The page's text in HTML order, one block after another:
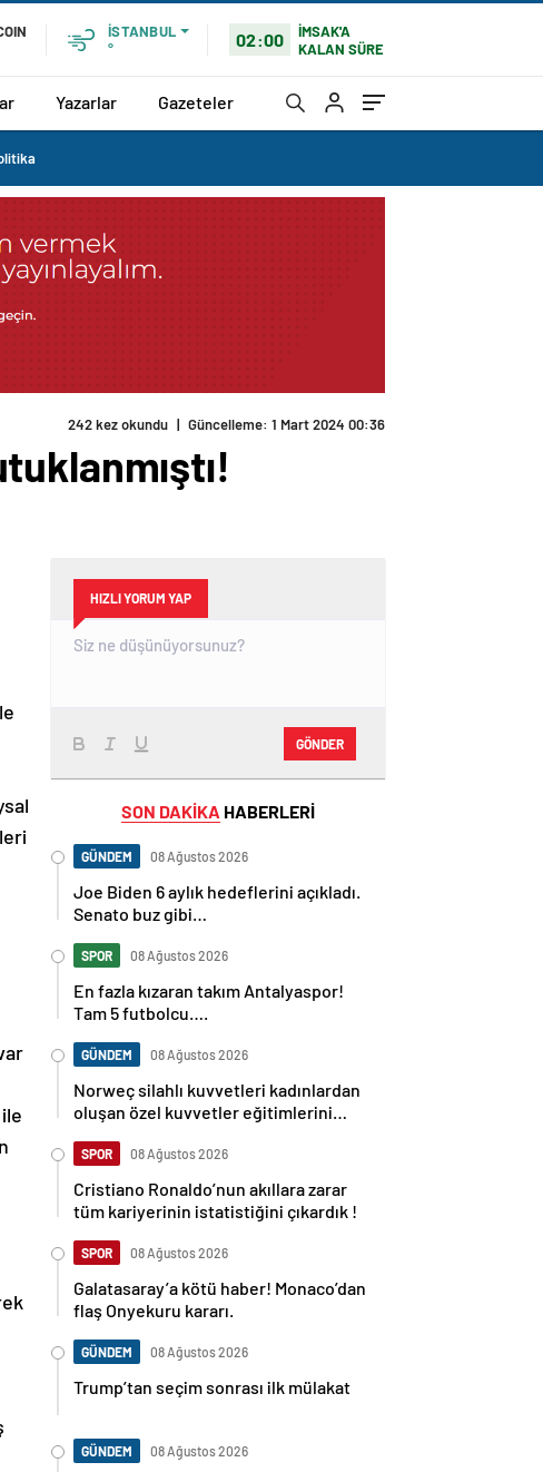
İSTANBUL
°
02:00
İMSAK'A
KALAN SÜRE
Yazarlar Gazeteler
242 kez okundu | Güncelleme: 1 Mart 2024 00:36
HIZLI YORUM YAP
GÖNDER
SON DAKİKA HABERLERİ
GÜNDEM 08 Ağustos 2026
Joe Biden 6 aylık hedeflerini açıkladı.
Senato buz gibi…
SPOR 08 Ağustos 2026
En fazla kızaran takım Antalyaspor!
Tam 5 futbolcu….
GÜNDEM 08 Ağustos 2026
Norweç silahlı kuvvetleri kadınlardan
oluşan özel kuvvetler eğitimlerini
SPOR 08 Ağustos 2026
Cristiano Ronaldo’nun akıllara zarar
tüm kariyerinin istatistiğini çıkardık !
SPOR 08 Ağustos 2026
Galatasaray’a kötü haber! Monaco’dan
flaş Onyekuru kararı.
GÜNDEM 08 Ağustos 2026
Trump’tan seçim sonrası ilk mülakat
GÜNDEM 08 Ağustos 2026